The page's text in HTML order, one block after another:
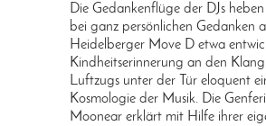
Die Gedankenflüge der DJs
bei ganz persönlichen Gedanken
Heidelberger Move D etwa
Kindheitserinnerung an den
Luftzugs unter der Tür eloquent
Kosmologie der Musik. Die
Moonear erklärt mit Hilfe ihrer